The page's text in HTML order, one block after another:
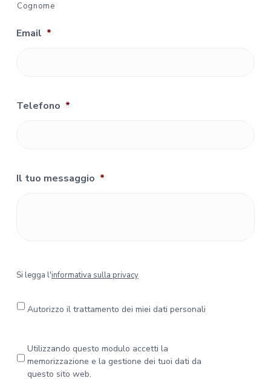
Cognome
Email *
Telefono *
Il tuo messaggio *
S
e
l
Si legga l'informativa sulla privacy
Autorizzo il trattamento dei miei dati personali
r
Utilizzando questo modulo accetti la
memorizzazione e la gestione dei tuoi dati da
questo sito web.